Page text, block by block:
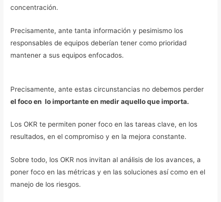
concentración.
Precisamente, ante tanta información y pesimismo los
responsables de equipos deberían tener como prioridad
mantener a sus equipos enfocados.
Precisamente, ante estas circunstancias no debemos perder
el foco en lo importante en medir aquello que importa.
Los OKR te permiten poner foco en las tareas clave, en los
resultados, en el compromiso y en la mejora constante.
Sobre todo, los OKR nos invitan al análisis de los avances, a
poner foco en las métricas y en las soluciones así como en el
manejo de los riesgos.